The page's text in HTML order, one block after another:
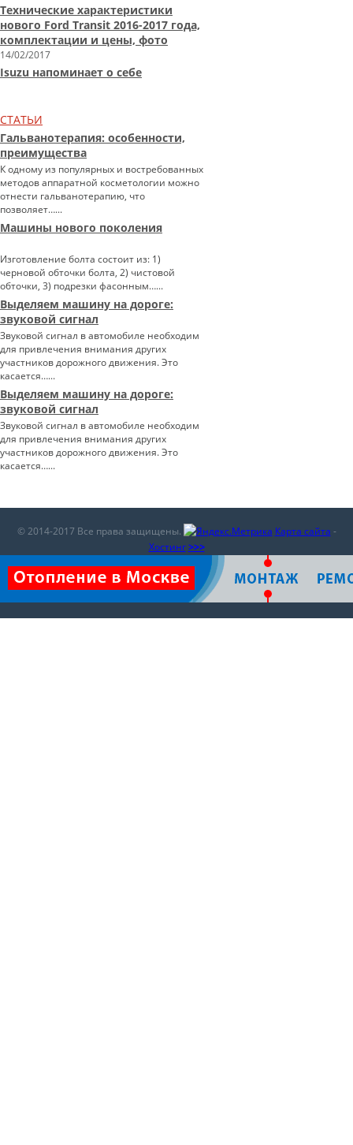
Технические характеристики
нового Ford Transit 2016-2017 года,
комплектации и цены, фото
14/02/2017
Isuzu напоминает о себе
СТАТЬИ
Гальванотерапия: особенности,
преимущества
К одному из популярных и востребованных
методов аппаратной косметологии можно
отнести гальванотерапию, что
позволяет…...
Машины нового поколения
Изготовление болта состоит из: 1)
черновой обточки болта, 2) чистовой
обточки, 3) подрезки фасонным…...
Выделяем машину на дороге:
звуковой сигнал
Звуковой сигнал в автомобиле необходим
для привлечения внимания других
участников дорожного движения. Это
касается…...
Выделяем машину на дороге:
звуковой сигнал
Звуковой сигнал в автомобиле необходим
для привлечения внимания других
участников дорожного движения. Это
касается…...
© 2014-2017 Все права защищены. Карта сайта -
Хостинг >>>